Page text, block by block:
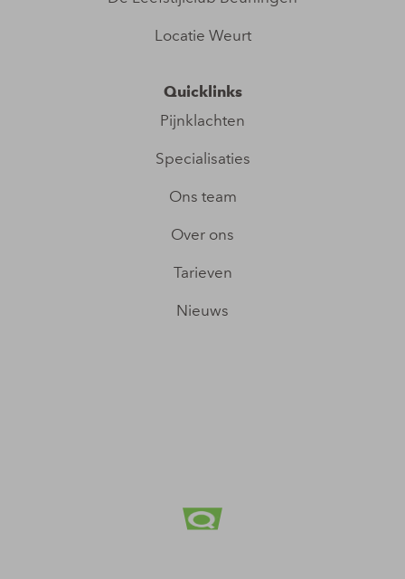
Locatie Weurt
Quicklinks
Pijnklachten
Specialisaties
Ons team
Over ons
Tarieven
Nieuws